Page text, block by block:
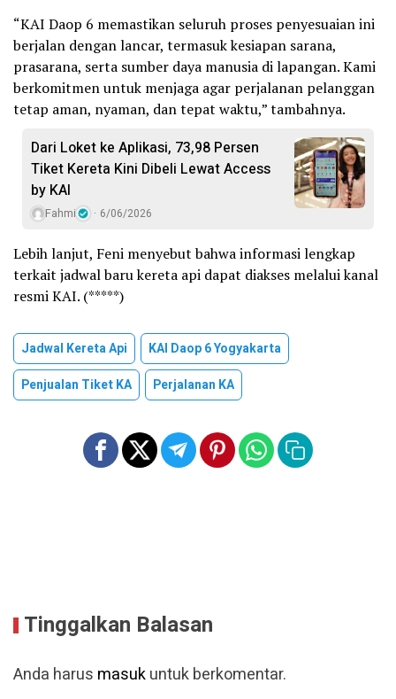
“KAI Daop 6 memastikan seluruh proses penyesuaian ini
berjalan dengan lancar, termasuk kesiapan sarana,
prasarana, serta sumber daya manusia di lapangan. Kami
berkomitmen untuk menjaga agar perjalanan pelanggan
tetap aman, nyaman, dan tepat waktu,” tambahnya.
Dari Loket ke Aplikasi, 73,98 Persen
Tiket Kereta Kini Dibeli Lewat Access
by KAI
Fahmi 6/06/2026
Lebih lanjut, Feni menyebut bahwa informasi lengkap
terkait jadwal baru kereta api dapat diakses melalui kanal
resmi KAI. (*****)
Jadwal Kereta Api
KAI Daop 6 Yogyakarta
Penjualan Tiket KA
Perjalanan KA
Tinggalkan Balasan
Anda harus masukuntuk berkomentar.